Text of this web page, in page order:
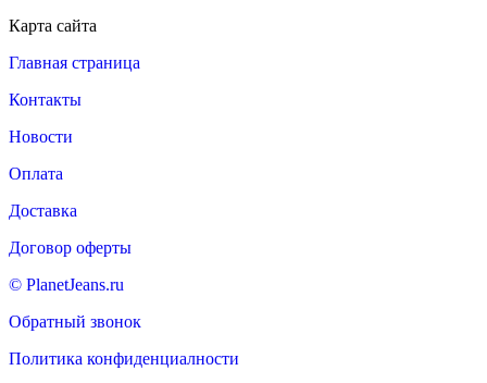
Карта сайта
Главная страница
Контакты
Новости
Оплата
Доставка
Договор оферты
© PlanetJeans.ru
Обратный звонок
Политика конфиденциалности